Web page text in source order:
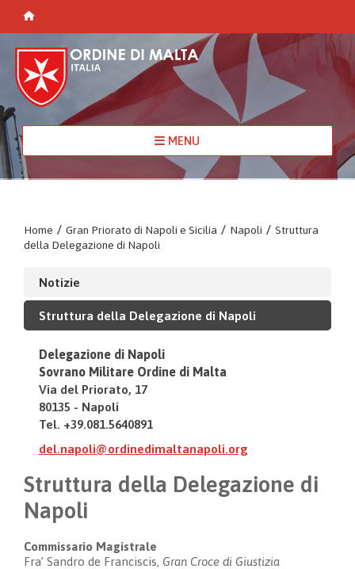
MENU
Home / Gran Priorato di Napoli e Sicilia / Napoli / Struttura
della Delegazione di Napoli
Notizie
Struttura della Delegazione di Napoli
Delegazione di Napoli
Sovrano Militare Ordine di Malta
Via del Priorato, 17
80135 - Napoli
Tel. +39.081.5640891
del.napoli@ordinedimaltanapoli.org
Struttura della Delegazione di
Napoli
Commissario Magistrale
Fra’ Sandro de Franciscis, Gran Croce di Giustizia